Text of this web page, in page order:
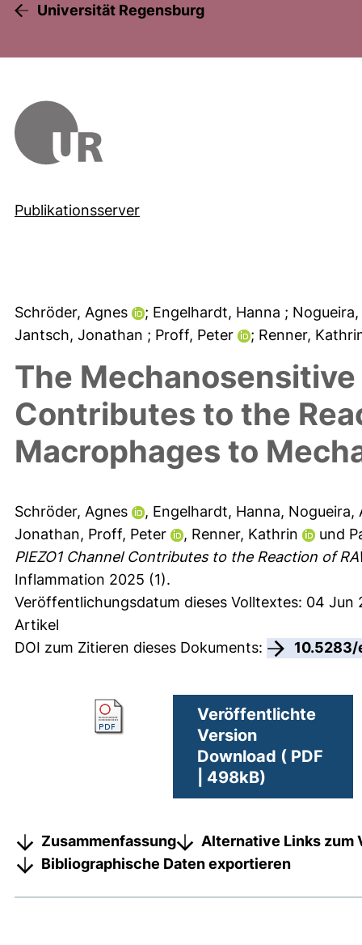
Universität Regensburg
Publikationsserver
Schröder, Agnes ; Engelhardt, Hanna ;
Jantsch, Jonathan ; Proff, Peter ; Renner,
The Mechanosensitive
Contributes to the
Macrophages to
Schröder, Agnes , Engelhardt, Hanna, Nogueira,
Jonathan, Proff, Peter , Renner, Kathrin und
PIEZO1 Channel Contributes to the Reaction of
Inflammation 2025 (1).
Veröffentlichungsdatum dieses Volltextes: 04 Jun
Artikel
DOI zum Zitieren dieses Dokuments:
Veröffentlichte
Version
Download ( PDF
| 498kB)
Zusammenfassung
Alternative Links zum
Bibliographische Daten exportieren